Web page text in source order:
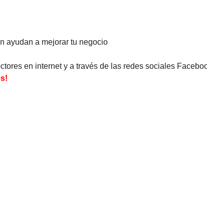
ayudan a mejorar tu negocio
en internet y a través de las redes sociales